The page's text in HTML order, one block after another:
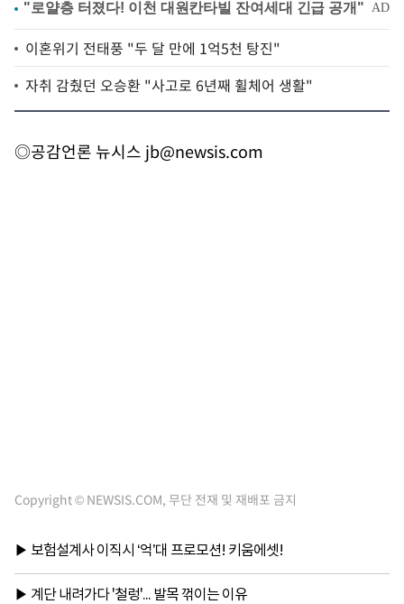
이혼위기 전태풍 "두 달 만에 1억5천 탕진"
자취 감췄던 오승환 "사고로 6년째 휠체어 생활"
◎공감언론 뉴시스 jb@newsis.com
Copyright © NEWSIS.COM, 무단 전재 및 재배포 금지